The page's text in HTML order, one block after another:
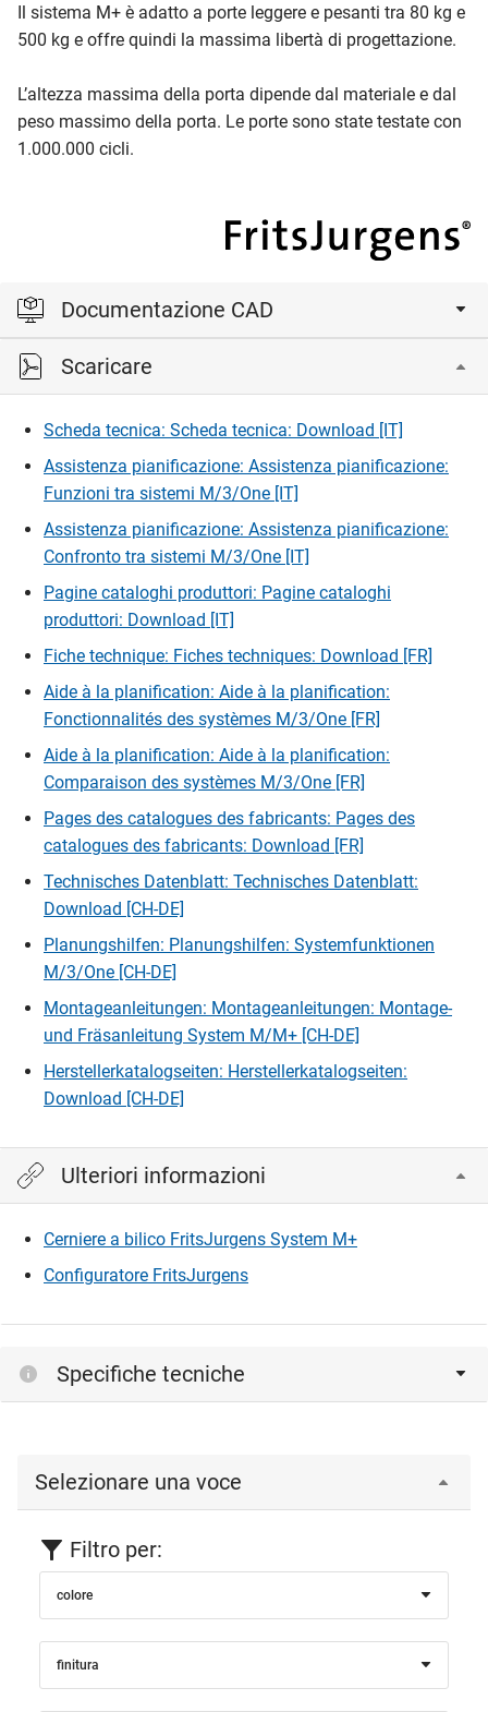
Il sistema M+ è adatto a porte leggere e pesanti tra 80 kg e
500 kg e offre quindi la massima libertà di progettazione.
L’altezza massima della porta dipende dal materiale e dal
peso massimo della porta. Le porte sono state testate con
1.000.000 cicli.
Documentazione CAD
Accedi per visualizzare e scaricare i file CAD.
Scaricare
Scheda tecnica: Scheda tecnica: Download [IT]
Assistenza pianificazione: Assistenza pianificazione:
Funzioni tra sistemi M/3/One [IT]
Assistenza pianificazione: Assistenza pianificazione:
Confronto tra sistemi M/3/One [IT]
Pagine cataloghi produttori: Pagine cataloghi
produttori: Download [IT]
Fiche technique: Fiches techniques: Download [FR]
Aide à la planification: Aide à la planification:
Fonctionnalités des systèmes M/3/One [FR]
Aide à la planification: Aide à la planification:
Comparaison des systèmes M/3/One [FR]
Pages des catalogues des fabricants: Pages des
catalogues des fabricants: Download [FR]
Technisches Datenblatt: Technisches Datenblatt:
Download [CH-DE]
Planungshilfen: Planungshilfen: Systemfunktionen
M/3/One [CH-DE]
Montageanleitungen: Montageanleitungen: Montage-
und Fräsanleitung System M/M+ [CH-DE]
Herstellerkatalogseiten: Herstellerkatalogseiten:
Download [CH-DE]
Ulteriori informazioni
Cerniere a bilico FritsJurgens System M+
Configuratore FritsJurgens
Specifiche tecniche
Selezionare una voce
Filtro per:
colore
finitura